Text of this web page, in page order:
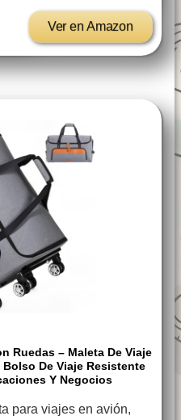
Ver en Amazon
Ruedas – Maleta De Viaje
De Viaje Resistente
Y Negocios
para viajes en avión,